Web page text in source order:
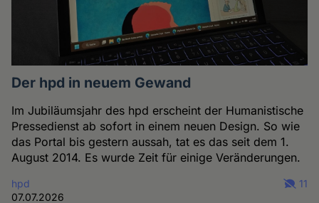
Der hpd in neuem Gewand
Im Jubiläumsjahr des hpd erscheint der Humanistische
Pressedienst ab sofort in einem neuen Design. So wie
das Portal bis gestern aussah, tat es das seit dem 1.
August 2014. Es wurde Zeit für einige Veränderungen.
hpd
07.07.2026
11